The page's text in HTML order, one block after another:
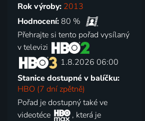
Rok výroby: 2013
Hodnocení: 80 %
Přehrajte si tento pořad vysílaný
v televizi
1.8.2026 06:00
Stanice dostupné v balíčku:
HBO (7 dní zpětně)
Pořad je dostupný také ve
videotéce
, která je